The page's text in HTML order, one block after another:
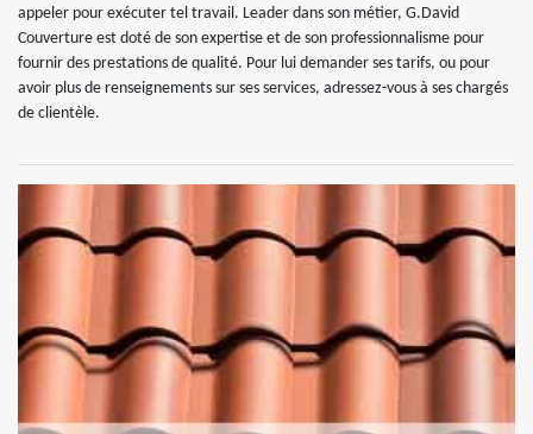
appeler pour exécuter tel travail. Leader dans son métier, G.David
Couverture est doté de son expertise et de son professionnalisme pour
fournir des prestations de qualité. Pour lui demander ses tarifs, ou pour
avoir plus de renseignements sur ses services, adressez-vous à ses chargés
de clientèle.